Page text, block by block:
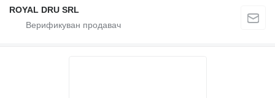
ROYAL DRU SRL